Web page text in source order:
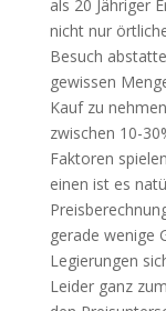
als 20 Jähriger
nicht nur
Besuch
gewissen
Kauf zu
zwischen 10-
Faktoren
einen ist es
gerade wenige
Legierungen
Leider ganz